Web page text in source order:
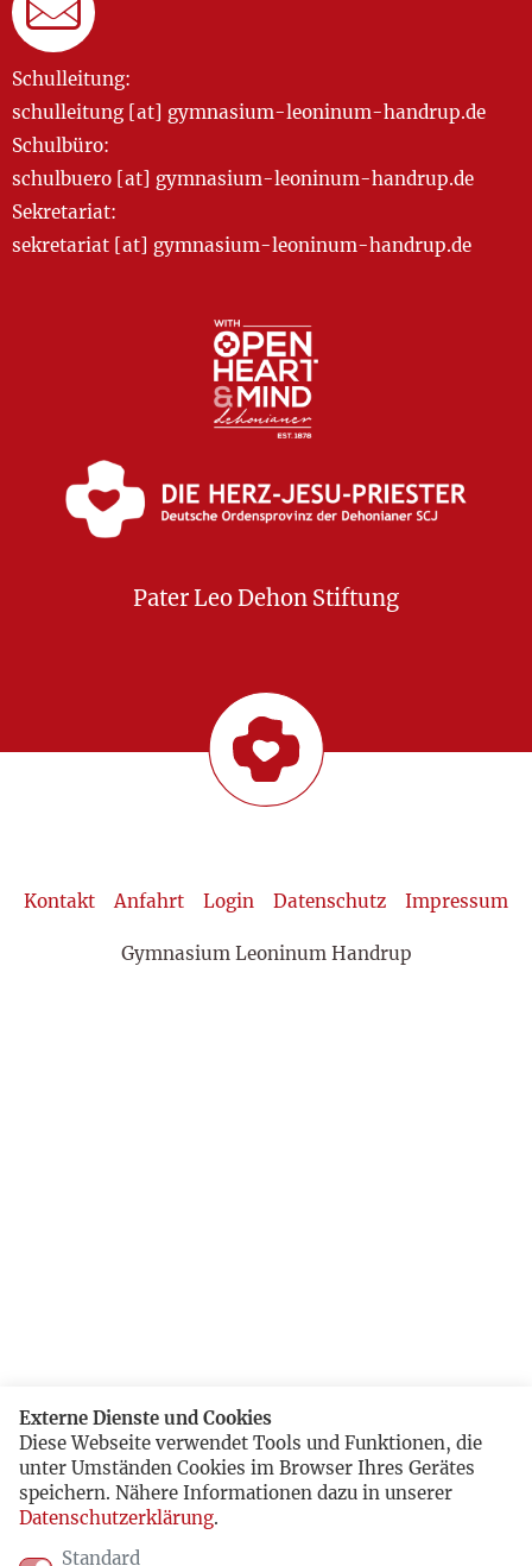
Schulleitung:
schulleitung [at] gymnasium-leoninum-handrup.de
Schulbüro:
schulbuero [at] gymnasium-leoninum-handrup.de
Sekretariat:
sekretariat [at] gymnasium-leoninum-handrup.de
Pater Leo Dehon Stiftung
Kontakt Anfahrt Login Datenschutz Impressum
Gymnasium Leoninum Handrup
Externe Dienste und Cookies
Diese Webseite verwendet Tools und Funktionen, die
unter Umständen Cookies im Browser Ihres Gerätes
speichern. Nähere Informationen dazu in unserer
Datenschutzerklärung.
Standard